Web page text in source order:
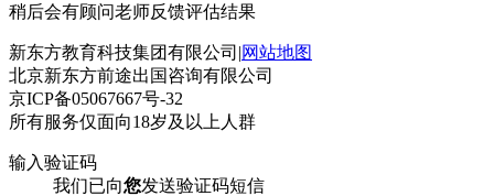
稍后会有顾问老师反馈评估结果
新东方教育科技集团有限公司|网站地图
北京新东方前途出国咨询有限公司
京ICP备05067667号-32
所有服务仅面向18岁及以上人群
输入验证码
我们已向您发送验证码短信